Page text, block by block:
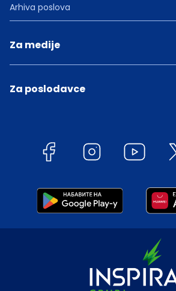
Arhiva poslova
Za medije
Za poslodavce